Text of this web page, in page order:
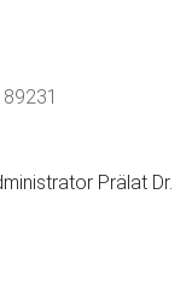
Prälat Dr.